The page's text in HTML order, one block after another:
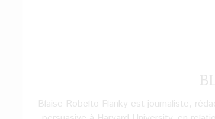
Blaise Robelto Flanky est journaliste,